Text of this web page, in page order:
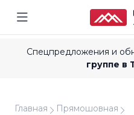
Спецпредложения и
группе в
Главная
Прямошовная